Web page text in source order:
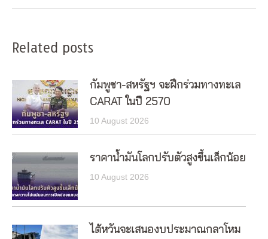
Related posts
กัมพูชา-สหรัฐฯ จะฝึกร่วมทางทะเล
CARAT ในปี 2570
10 August 2026
ราคาน้ำมันโลกปรับตัวสูงขึ้นเล็กน้อย
10 August 2026
ไต้หวันจะเสนองบประมาณกลาโหม